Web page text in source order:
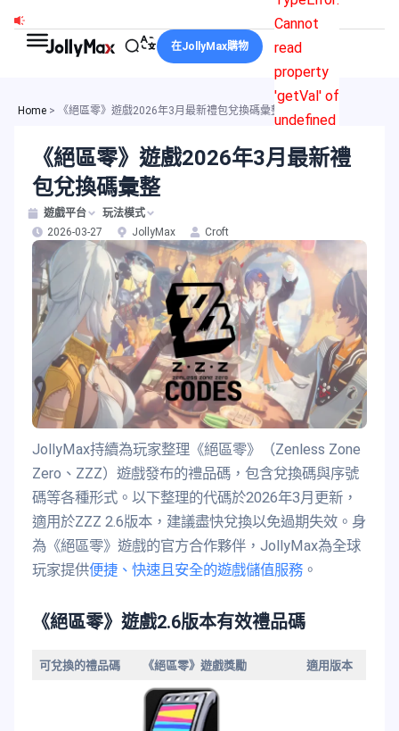
Cannot
read
property
'getVal' of
undefined
在JollyMax購物
Home > 《絕區零》遊戲2026年3月最新禮包兌換碼彙整
《絕區零》遊戲2026年3月最新禮
包兌換碼彙整
遊戲平台
玩法模式
2026-03-27
JollyMax Croft
JollyMax持續為玩家整理《絕區零》（Zenless Zone
Zero、ZZZ）遊戲發布的禮品碼，包含兌換碼與序號
碼等各種形式。以下整理的代碼於2026年3月更新，
適用於ZZZ 2.6版本，建議盡快兌換以免過期失效。身
為《絕區零》遊戲的官方合作夥伴，JollyMax為全球
玩家提供便捷、快速且安全的遊戲儲值服務 。
《絕區零》遊戲2.6版本有效禮品碼
可兌換的禮品碼 《絕區零》遊戲獎勵 適用版本